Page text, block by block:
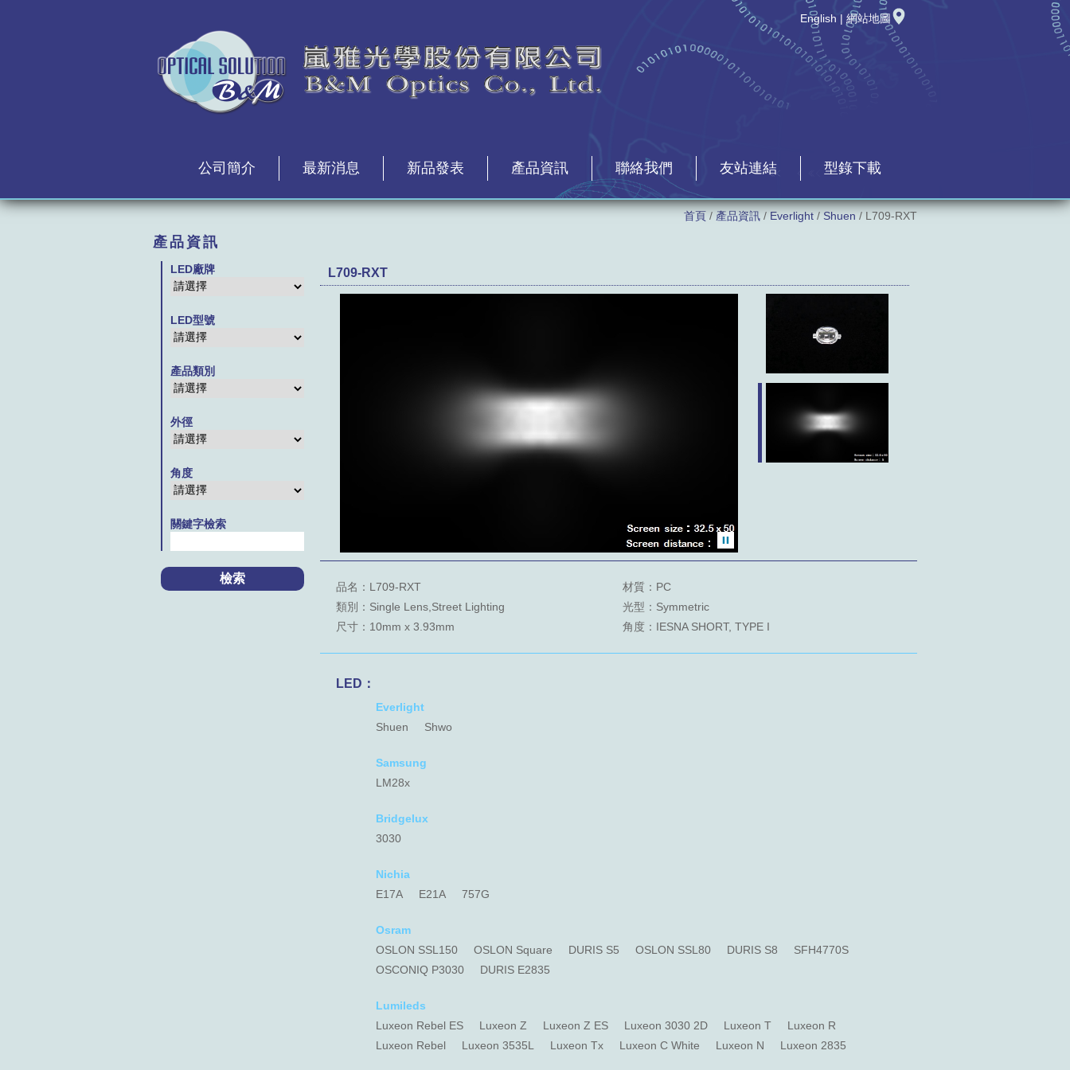
English | 網站地圖
公司簡介 最新消息 新品發表 產品資訊 聯絡我們 友站連結 型錄下載
首頁 / 產品資訊 / Everlight / Shuen / L709-RXT
產品資訊
LED廠牌
LED型號
產品類別
外徑
角度
關鍵字檢索
L709-RXT
品名：L709-RXT
材質：PC
類別：Single Lens,Street Lighting
光型：Symmetric
尺寸：10mm x 3.93mm
角度：IESNA SHORT, TYPE I
LED：
Everlight
Shuen
Shwo
Samsung
LM28x
Bridgelux
3030
Nichia
E17A
E21A 757G
Osram
OSLON SSL150
OSLON Square DURIS S5 OSLON SSL80 DURIS S8
SFH4770S
OSCONIQ P3030
DURIS E2835
Lumileds
Luxeon Rebel ES
Luxeon Z Luxeon Z ES Luxeon 3030 2D Luxeon T
Luxeon R
Luxeon Rebel
Luxeon 3535L Luxeon Tx Luxeon C White Luxeon N Luxeon 2835